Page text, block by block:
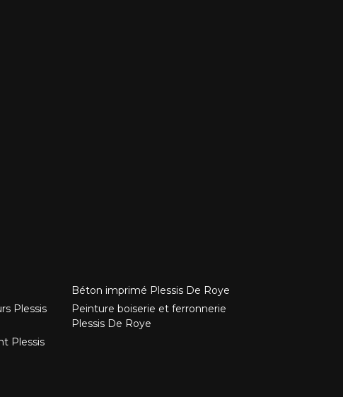
Plessis
Plessis
Béton imprimé Plessis De Roye
Peinture boiserie et ferronnerie
Plessis De Roye